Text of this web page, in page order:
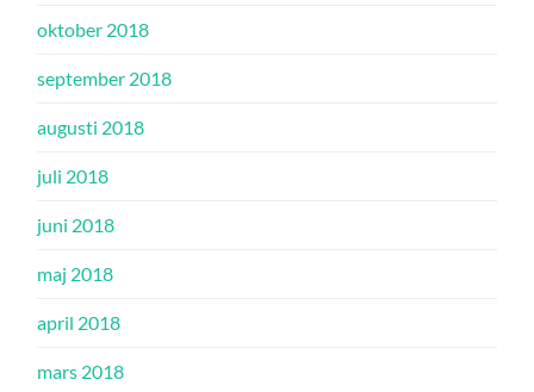
oktober 2018
september 2018
augusti 2018
juli 2018
juni 2018
maj 2018
april 2018
mars 2018